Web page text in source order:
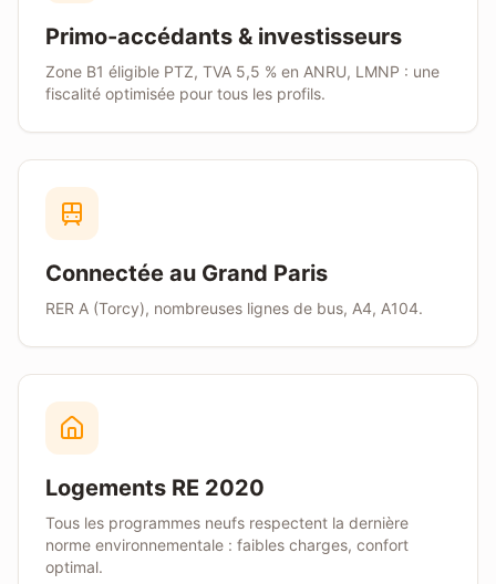
Primo-accédants & investisseurs
Zone B1 éligible PTZ, TVA 5,5 % en ANRU, LMNP : une
fiscalité optimisée pour tous les profils.
Connectée au Grand Paris
RER A (Torcy), nombreuses lignes de bus, A4, A104.
Logements RE 2020
Tous les programmes neufs respectent la dernière
norme environnementale : faibles charges, confort
optimal.